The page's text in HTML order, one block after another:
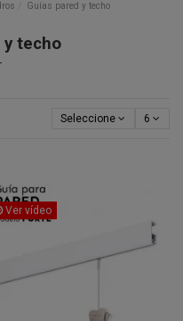
Guías pared y techo
y techo
Seleccione 6
Ver vídeo